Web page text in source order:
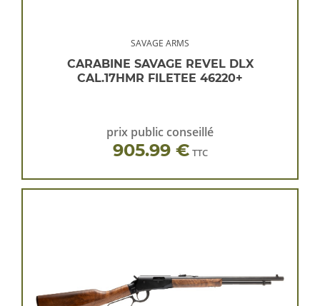
SAVAGE ARMS
CARABINE SAVAGE REVEL DLX
CAL.17HMR FILETEE 46220+
prix public conseillé
905.99 € TTC